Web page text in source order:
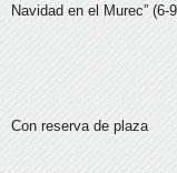
Navidad en el Murec”
Con reserva de plaza